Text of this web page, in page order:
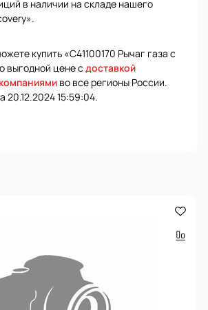
в наличии на складе нашего
купить «С41100170 Рычаг газа с
выгодной цене с доставкой
во все регионы России.
20.12.2024 15:59:04.